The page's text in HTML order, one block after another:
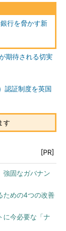
行を脅かす新
期待される切実
認証制度を英国
す
[PR]
固なガバナン
ための4つの改善
に今必要な「ナ